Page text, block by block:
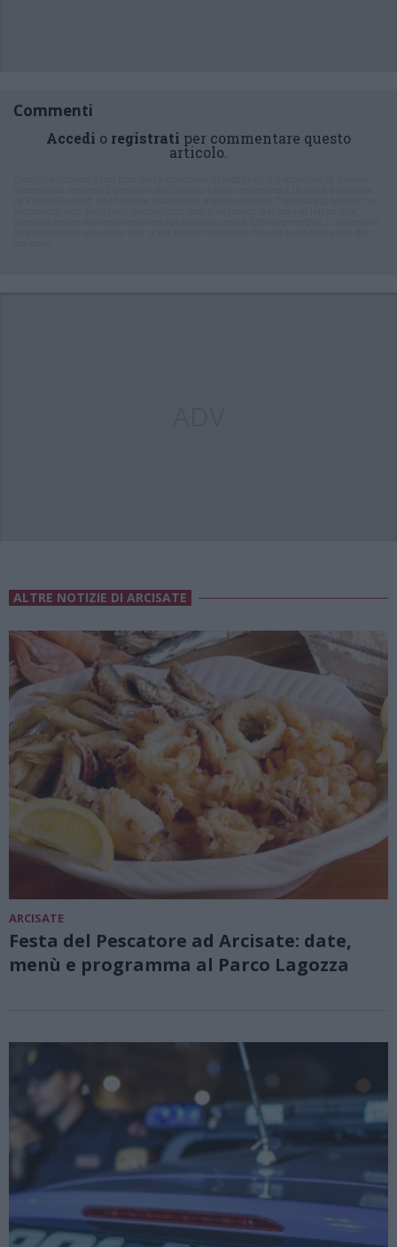
Commenti
Accedi o registrati per commentare questo
articolo.
ALTRE NOTIZIE DI ARCISATE
ARCISATE
Festa del Pescatore ad Arcisate: date,
menù e programma al Parco Lagozza